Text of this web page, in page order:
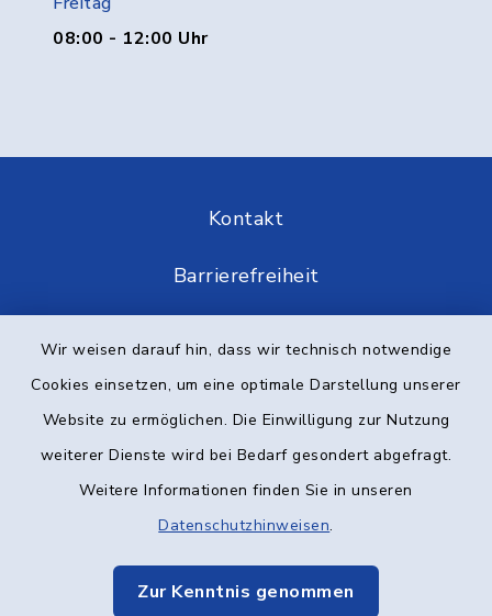
Wir weisen darauf hin, dass wir technisch notwendige
Cookies einsetzen, um eine optimale Darstellung unserer
Website zu ermöglichen. Die Einwilligung zur Nutzung
weiterer Dienste wird bei Bedarf gesondert abgefragt.
Weitere Informationen finden Sie in unseren
Datenschutzhinweisen.
Zur Kenntnis genommen
08:00 - 12:00 Uhr
Kontakt
Barrierefreiheit
Impressum
Elektronische Kommunikation
Sitemap
Cookie-Einstellungen